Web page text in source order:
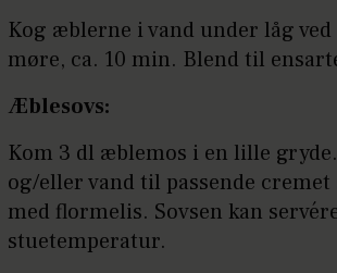
Kog æblerne i vand under låg
møre, ca. 10 min. Blend til
Æblesovs:
Kom 3 dl æblemos i en lille
og/eller vand til passende
med flormelis. Sovsen kan
stuetemperatur.